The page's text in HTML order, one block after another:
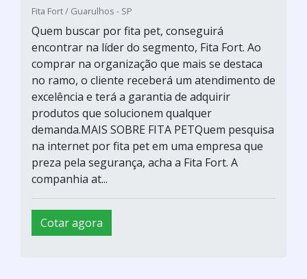
Fita Fort / Guarulhos - SP
Quem buscar por fita pet, conseguirá
encontrar na líder do segmento, Fita Fort. Ao
comprar na organização que mais se destaca
no ramo, o cliente receberá um atendimento de
excelência e terá a garantia de adquirir
produtos que solucionem qualquer
demanda.MAIS SOBRE FITA PETQuem pesquisa
na internet por fita pet em uma empresa que
preza pela segurança, acha a Fita Fort. A
companhia at...
Cotar agora